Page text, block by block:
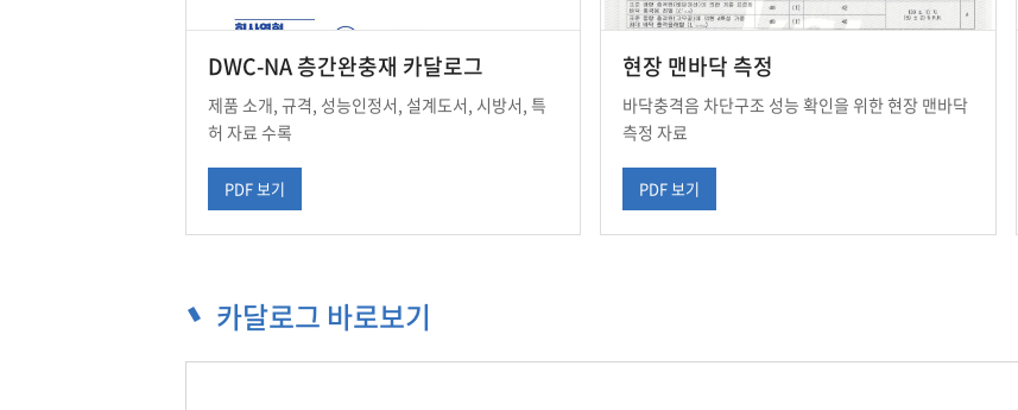
DWC-NA 층간완충재 카달로그
제품 소개, 규격, 성능인정서, 설계도서, 시방서, 특
허 자료 수록
PDF 보기
현장 맨바닥 측정
바닥충격음 차단구조 성능 확인을 위한 현장 맨바닥
측정 자료
PDF 보기
카달로그 바로보기